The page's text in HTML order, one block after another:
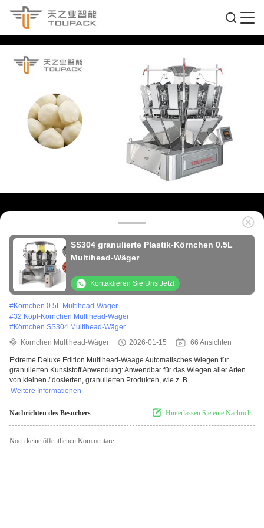
SS304 granulierte Plastik-Körnchen 0.5L
Multihead-Wäger
Kontaktieren Sie Uns Jetzt
#Körnchen 0.5L Multihead-Wäger
#32 Kopf-Körnchen Multihead-Wäger
#Körnchen SS304 Multihead-Wäger
Körnchen Multihead-Wäger
2026-01-15 66 Ansichten
Extreme Deluxe Edition Multihead-Waage Automatisches Wiegen für
granulierten Kunststoff Anwendung: Anwendbar für das Wiegen aller Arten
von kleinen / dosierten, granulierten Produkten, wie z. B. ...
Weitere Informationen
Nachrichten des Besuchers Hinterlassen Sie eine Nachricht.
Noch keine öffentlichen Kommentare